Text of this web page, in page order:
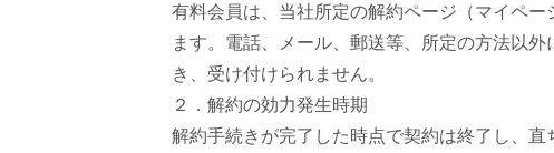
有料会員は、当社所定の解約ページ（マイペ
ます。電話、メール、郵送等、所定の方法以
き、受け付けられません。
２．解約の効力発生時期
解約手続きが完了した時点で契約は終了し、